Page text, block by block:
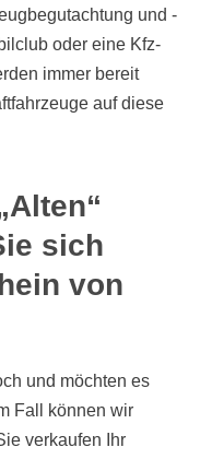
und -
oder eine Kfz-
immer bereit
auf diese
sich
von
und möchten es
Fall können wir
verkaufen Ihr